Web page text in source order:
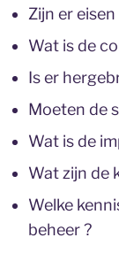
Zijn er
Wat is de
Is er
Moeten de
Wat is de
Wat zijn de
Welke
beheer ?